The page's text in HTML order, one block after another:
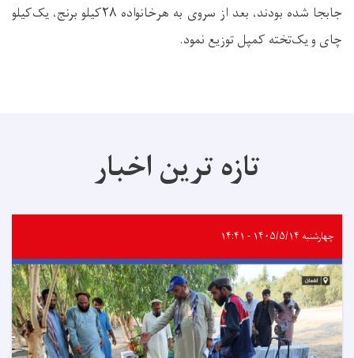
جابجا شده بودند، بعد از سروی به هرخانواده ۲۸کیلو برنج، یک‌کیلو
چای و یک‌تخته کمپل توزیع نمود.
تازه ترین اخبار
چهارشنبه ۱۴۰۵/۵/۱۴ - ۱۴:۴۱